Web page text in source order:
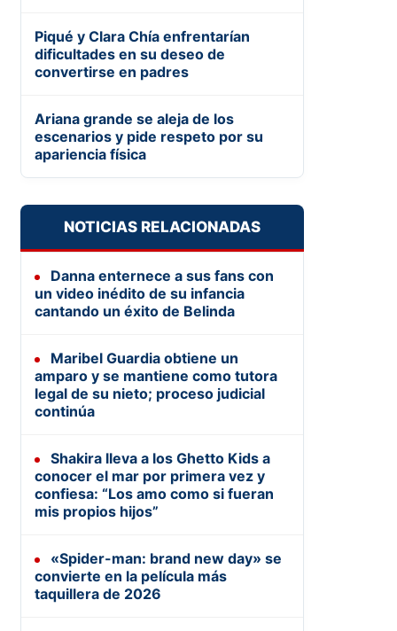
Piqué y Clara Chía enfrentarían
dificultades en su deseo de
convertirse en padres
Ariana grande se aleja de los
escenarios y pide respeto por su
apariencia física
NOTICIAS RELACIONADAS
Danna enternece a sus fans con
un video inédito de su infancia
cantando un éxito de Belinda
Maribel Guardia obtiene un
amparo y se mantiene como tutora
legal de su nieto; proceso judicial
continúa
Shakira lleva a los Ghetto Kids a
conocer el mar por primera vez y
confiesa: “Los amo como si fueran
mis propios hijos”
«Spider-man: brand new day» se
convierte en la película más
taquillera de 2026